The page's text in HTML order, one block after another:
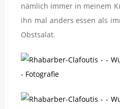
nämlich immer in meinem
ihn mal anders essen als
Obstsalat.